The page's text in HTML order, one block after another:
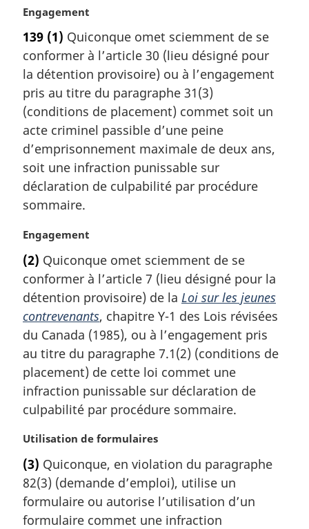
a
l
:
N
t
e
m
a
r
g
i
n
a
e
:
Engagement
139 (1) Quiconque omet sciemment de se
conformer à l’article 30 (lieu désigné pour
la détention provisoire) ou à l’engagement
pris au titre du paragraphe 31(3)
(conditions de placement) commet soit un
acte criminel passible d’une peine
d’emprisonnement maximale de deux ans,
soit une infraction punissable sur
déclaration de culpabilité par procédure
sommaire.
N
t
e
m
a
r
g
i
n
a
e
:
Engagement
(2) Quiconque omet sciemment de se
conformer à l’article 7 (lieu désigné pour la
détention provisoire) de la Loi sur les jeunes
contrevenants, chapitre Y-1 des Lois révisées
du Canada (1985), ou à l’engagement pris
au titre du paragraphe 7.1(2) (conditions de
placement) de cette loi commet une
infraction punissable sur déclaration de
culpabilité par procédure sommaire.
N
t
e
m
a
Utilisation de formulaires
(3) Quiconque, en violation du paragraphe
82(3) (demande d’emploi), utilise un
formulaire ou autorise l’utilisation d’un
formulaire commet une infraction